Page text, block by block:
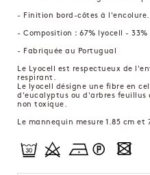
- Finition bord-côtes à l'encolure.
- Composition : 67% lyocell - 33%
- Fabriquée au Portugual
Le Lyocell est respectueux de
respirant.
Le lyocell désigne une fibre en
d'eucalyptus ou d'arbres
non toxique.
Le mannequin mesure 1.85 cm